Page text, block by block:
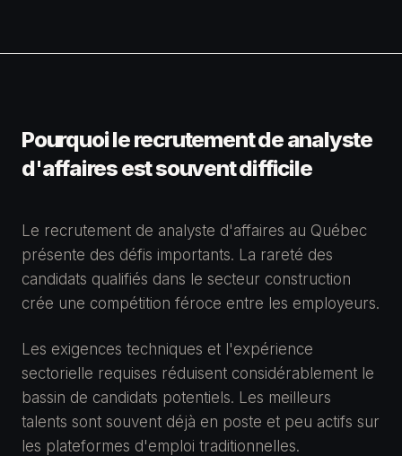
Pourquoi le recrutement de analyste
d'affaires est souvent difficile
Le recrutement de analyste d'affaires au Québec
présente des défis importants. La rareté des
candidats qualifiés dans le secteur construction
crée une compétition féroce entre les employeurs.
Les exigences techniques et l'expérience
sectorielle requises réduisent considérablement le
bassin de candidats potentiels. Les meilleurs
talents sont souvent déjà en poste et peu actifs sur
les plateformes d'emploi traditionnelles.